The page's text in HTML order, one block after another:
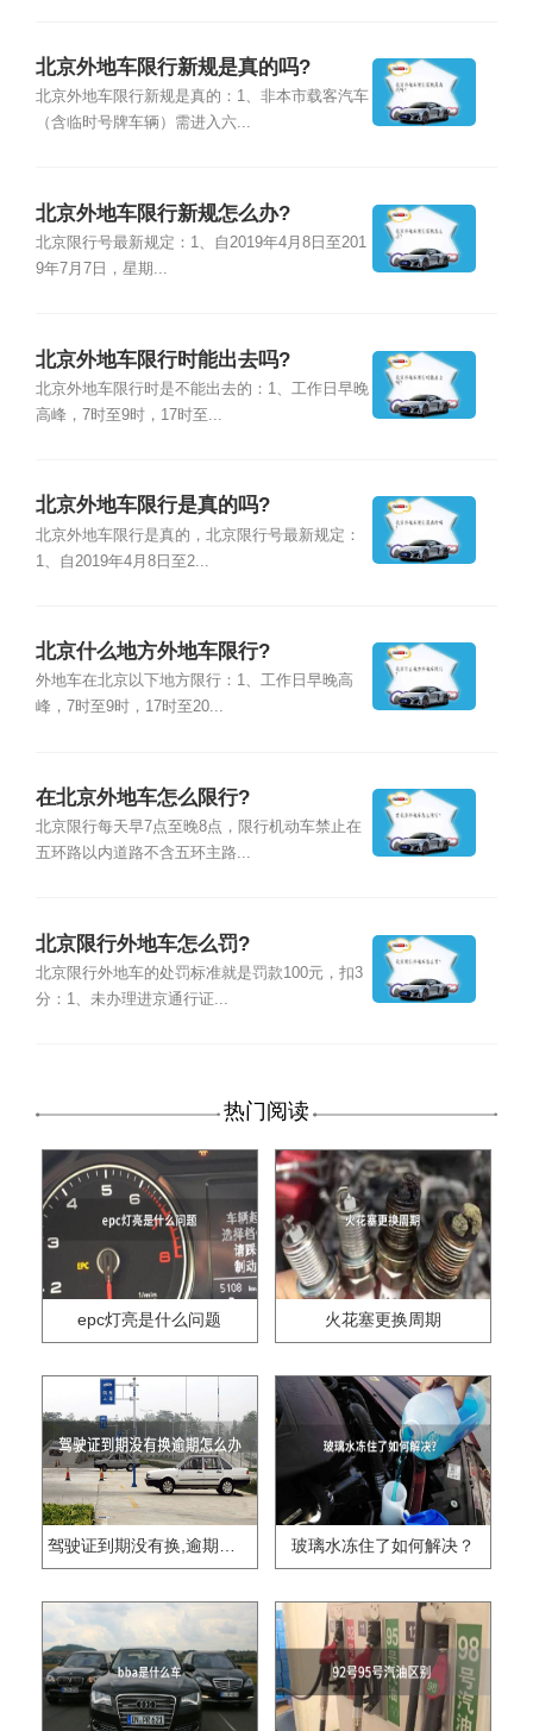
北京外地车限行新规是真的吗?
北京外地车限行新规是真的：1、非本市载客汽车
（含临时号牌车辆）需进入六...
北京外地车限行新规怎么办?
北京限行号最新规定：1、自2019年4月8日至201
9年7月7日，星期...
北京外地车限行时能出去吗?
北京外地车限行时是不能出去的：1、工作日早晚
高峰，7时至9时，17时至...
北京外地车限行是真的吗?
北京外地车限行是真的，北京限行号最新规定：
1、自2019年4月8日至2...
北京什么地方外地车限行?
外地车在北京以下地方限行：1、工作日早晚高
峰，7时至9时，17时至20...
在北京外地车怎么限行?
北京限行每天早7点至晚8点，限行机动车禁止在
五环路以内道路不含五环主路...
北京限行外地车怎么罚?
北京限行外地车的处罚标准就是罚款100元，扣3
分：1、未办理进京通行证...
热门阅读
epc灯亮是什么问题 火花塞更换周期
驾驶证到期没有换,逾期怎么办?? 玻璃水冻住了如何解决？